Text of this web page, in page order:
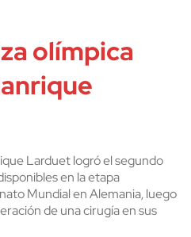
olímpica
Larduet logró el segundo
en la etapa
Mundial en Alemania, luego
de una cirugía en sus